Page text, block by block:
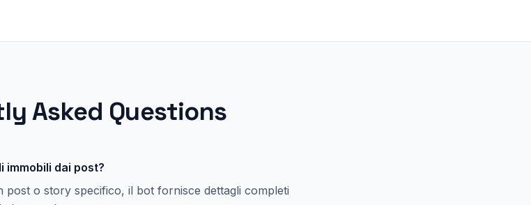
Asked Questions
immobili dai post?
o story specifico, il bot fornisce dettagli completi